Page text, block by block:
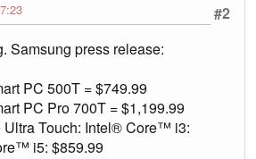
#2
Samsung press release:
PC 500T = $749.99
PC Pro 700T = $1,199.99
Ultra Touch: Intel® Core™ i3:
i5: $859.99